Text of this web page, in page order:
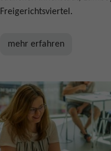
Freigerichtsviertel.
mehr erfahren